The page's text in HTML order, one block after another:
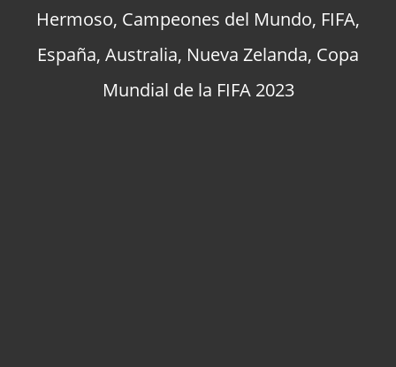
Hermoso, Campeones del Mundo, FIFA,
España, Australia, Nueva Zelanda, Copa
Mundial de la FIFA 2023